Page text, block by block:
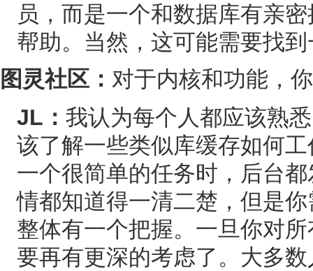
员，而是一个和数据库有亲
帮助。当然，这可能需要找
图灵社区： 对于内核和功能，
JL： 我认为每个人都应该熟
该了解一些类似库缓存如何
一个很简单的任务时，后台
情都知道得一清二楚，但是
整体有一个把握。一旦你对
要再有更深的考虑了。大多